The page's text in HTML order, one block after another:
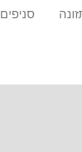
סניפים